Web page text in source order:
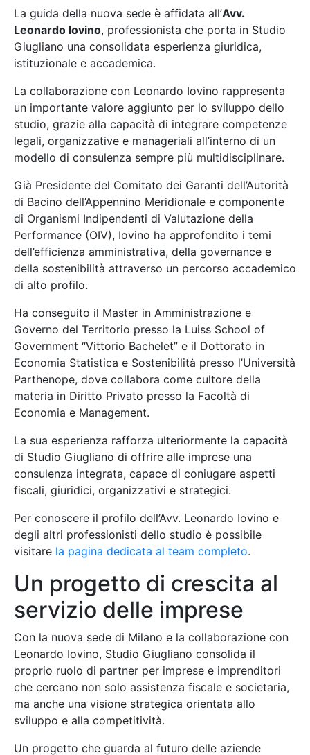
La guida della nuova sede è affidata all’Avv.
Leonardo Iovino, professionista che porta in Studio
Giugliano una consolidata esperienza giuridica,
istituzionale e accademica.
La collaborazione con Leonardo Iovino rappresenta
un importante valore aggiunto per lo sviluppo dello
studio, grazie alla capacità di integrare competenze
legali, organizzative e manageriali all’interno di un
modello di consulenza sempre più multidisciplinare.
Già Presidente del Comitato dei Garanti dell’Autorità
di Bacino dell’Appennino Meridionale e componente
di Organismi Indipendenti di Valutazione della
Performance (OIV), Iovino ha approfondito i temi
dell’efficienza amministrativa, della governance e
della sostenibilità attraverso un percorso accademico
di alto profilo.
Ha conseguito il Master in Amministrazione e
Governo del Territorio presso la Luiss School of
Government “Vittorio Bachelet” e il Dottorato in
Economia Statistica e Sostenibilità presso l’Università
Parthenope, dove collabora come cultore della
materia in Diritto Privato presso la Facoltà di
Economia e Management.
La sua esperienza rafforza ulteriormente la capacità
di Studio Giugliano di offrire alle imprese una
consulenza integrata, capace di coniugare aspetti
fiscali, giuridici, organizzativi e strategici.
Per conoscere il profilo dell’Avv. Leonardo Iovino e
degli altri professionisti dello studio è possibile
visitare la pagina dedicata al team completo.
Un progetto di crescita al
servizio delle imprese
Con la nuova sede di Milano e la collaborazione con
Leonardo Iovino, Studio Giugliano consolida il
proprio ruolo di partner per imprese e imprenditori
che cercano non solo assistenza fiscale e societaria,
ma anche una visione strategica orientata allo
sviluppo e alla competitività.
Un progetto che guarda al futuro delle aziende